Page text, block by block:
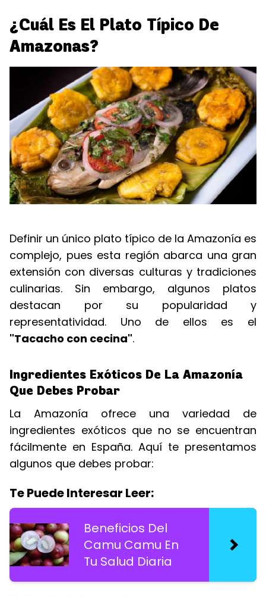
¿Cuál Es El Plato Típico De
Amazonas?
Definir un único plato típico de la Amazonía es
complejo, pues esta región abarca una gran
extensión con diversas culturas y tradiciones
culinarias. Sin embargo, algunos platos
destacan por su popularidad y
representatividad. Uno de ellos es el
"Tacacho con cecina".
Ingredientes Exóticos De La Amazonía
Que Debes Probar
La Amazonía ofrece una variedad de
ingredientes exóticos que no se encuentran
fácilmente en España. Aquí te presentamos
algunos que debes probar:
Te Puede Interesar Leer:
Beneficios Del
Camu Camu En
Tu Salud Diaria